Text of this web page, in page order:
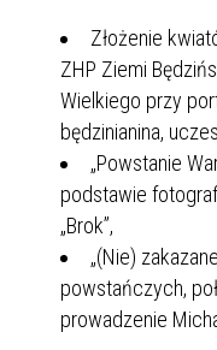
Złożenie
ZHP Ziemi
Wielkiego przy
będzinianina,
„Powstanie
podstawie
„Brok”,
„(Nie)
powstańczych,
prowadzenie